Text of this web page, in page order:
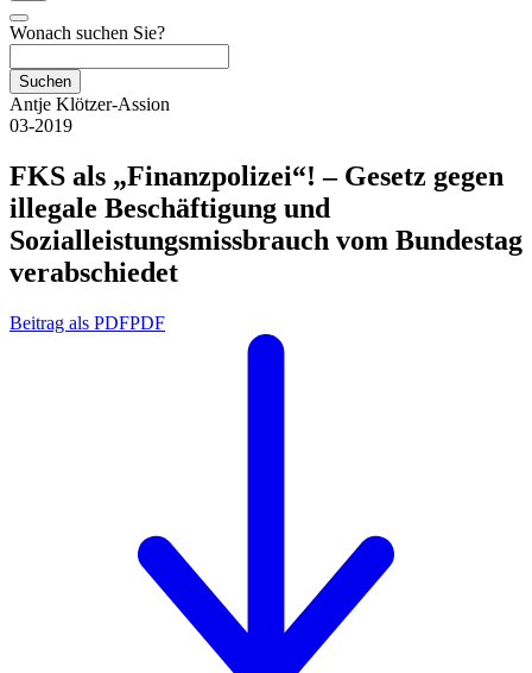
Wonach suchen Sie?
Suchen
Antje Klötzer-Assion
03-2019
FKS als „Finanzpolizei“! – Gesetz gegen
illegale Beschäftigung und
Sozialleistungsmissbrauch vom Bundestag
verabschiedet
Beitrag als PDFPDF